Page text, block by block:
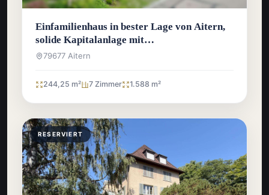
Einfamilienhaus in bester Lage von Aitern,
solide Kapitalanlage mit
Entwicklungspotenzial
79677 Aitern
244,25 m² 7 Zimmer 1.588 m²
RESERVIERT